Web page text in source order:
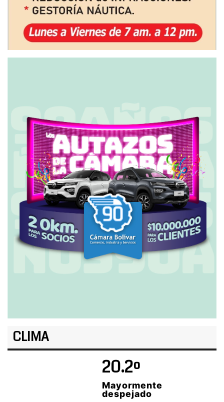
CLIMA
20.2º
Mayormente
despejado